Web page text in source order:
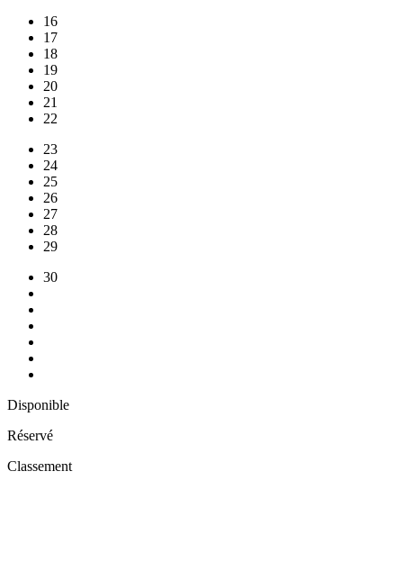
16
17
18
19
20
21
22
23
24
25
26
27
28
29
30
Disponible
Réservé
Classement